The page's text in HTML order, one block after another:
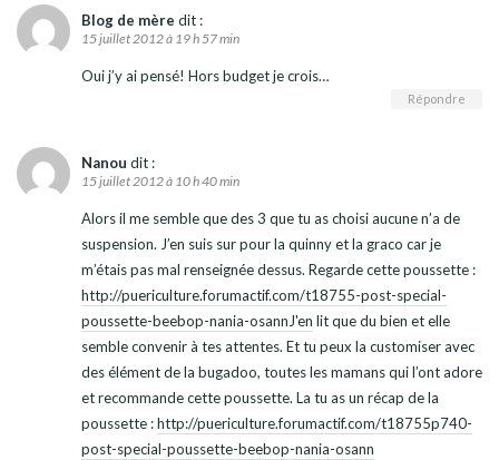
Blog de mère dit :
15 juillet 2012 à 19 h 57 min
Oui j’y ai pensé! Hors budget je crois…
Répondre
Nanou dit :
15 juillet 2012 à 10 h 40 min
Alors il me semble que des 3 que tu as choisi aucune n’a de
suspension. J’en suis sur pour la quinny et la graco car je
m’étais pas mal renseignée dessus. Regarde cette poussette :
http://puericulture.forumactif.com/t18755-post-special-
poussette-beebop-nania-osannJ'en lit que du bien et elle
semble convenir à tes attentes. Et tu peux la customiser avec
des élément de la bugadoo, toutes les mamans qui l’ont adore
et recommande cette poussette. La tu as un récap de la
poussette :http://puericulture.forumactif.com/t18755p740-
post-special-poussette-beebop-nania-osann